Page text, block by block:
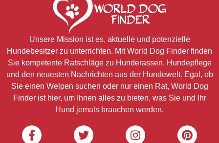
Unsere Mission ist es, aktuelle und potenzielle
Hundebesitzer zu unterrichten. Mit World Dog Finder finden
Sie kompetente Ratschläge zu Hunderassen, Hundepflege
und den neuesten Nachrichten aus der Hundewelt. Egal, ob
Sie einen Welpen suchen oder nur einen Rat, World Dog
Finder ist hier, um Ihnen alles zu bieten, was Sie und Ihr
Hund jemals brauchen werden.